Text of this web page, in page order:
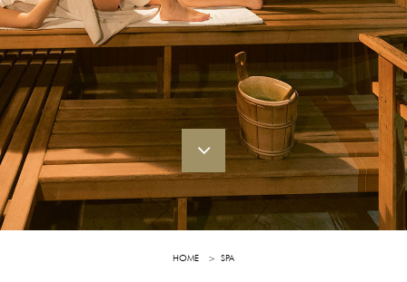
HOME SPA